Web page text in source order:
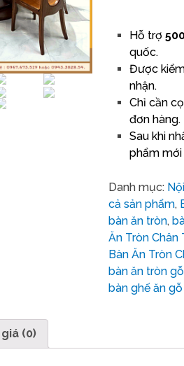
Hỗ trợ
quốc.
Được
nhận.
Chỉ cần
đơn hàng.
Sau khi
phẩm
Danh mục:
cả sản phẩm,
bàn ăn tròn,
Ăn Tròn Chân
Bàn Ăn Tròn
bàn ăn tròn
bàn ghế ăn
(0)